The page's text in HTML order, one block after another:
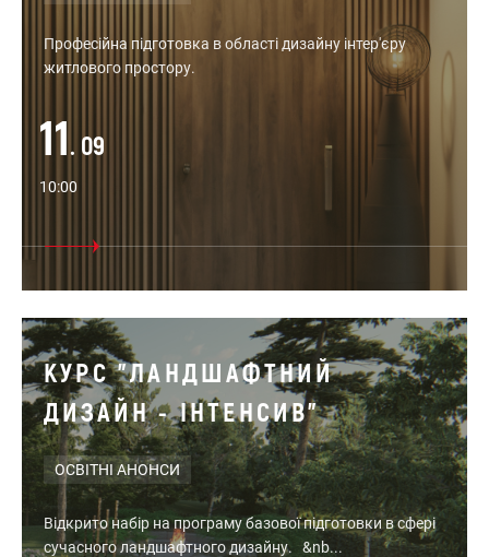
11. 09
10:00
Професійна підготовка в області дизайну інтер'єру
житлового простору.
КУРС "ЛАНДШАФТНИЙ
ДИЗАЙН - ІНТЕНСИВ"
ОСВІТНІ АНОНСИ
Відкрито набір на програму базової підготовки в сфері
сучасного ландшафтного дизайну. &nb...